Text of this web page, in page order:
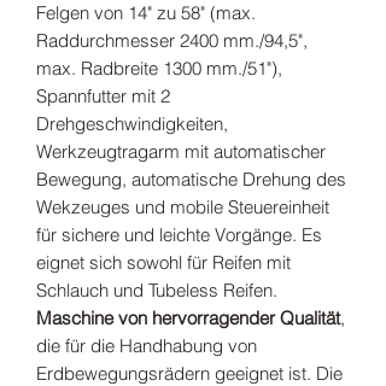
Felgen von 14" zu 58" (max.
Raddurchmesser 2400 mm./94,5",
max. Radbreite 1300 mm./51"),
Spannfutter mit 2
Drehgeschwindigkeiten,
Werkzeugtragarm mit automatischer
Bewegung, automatische Drehung des
Wekzeuges und mobile Steuereinheit
für sichere und leichte Vorgänge. Es
eignet sich sowohl für Reifen mit
Schlauch und Tubeless Reifen.
Maschine von hervorragender Qualität,
die für die Handhabung von
Erdbewegungsrädern geeignet ist. Die